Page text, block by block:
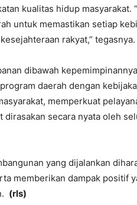
kualitas hidup masyarakat.
untuk memastikan setiap
rakyat,” tegasnya.
dibawah
daerah dengan
memperkuat
secara nyata oleh
yang dijalankan
memberikan dampak positif
(rls)